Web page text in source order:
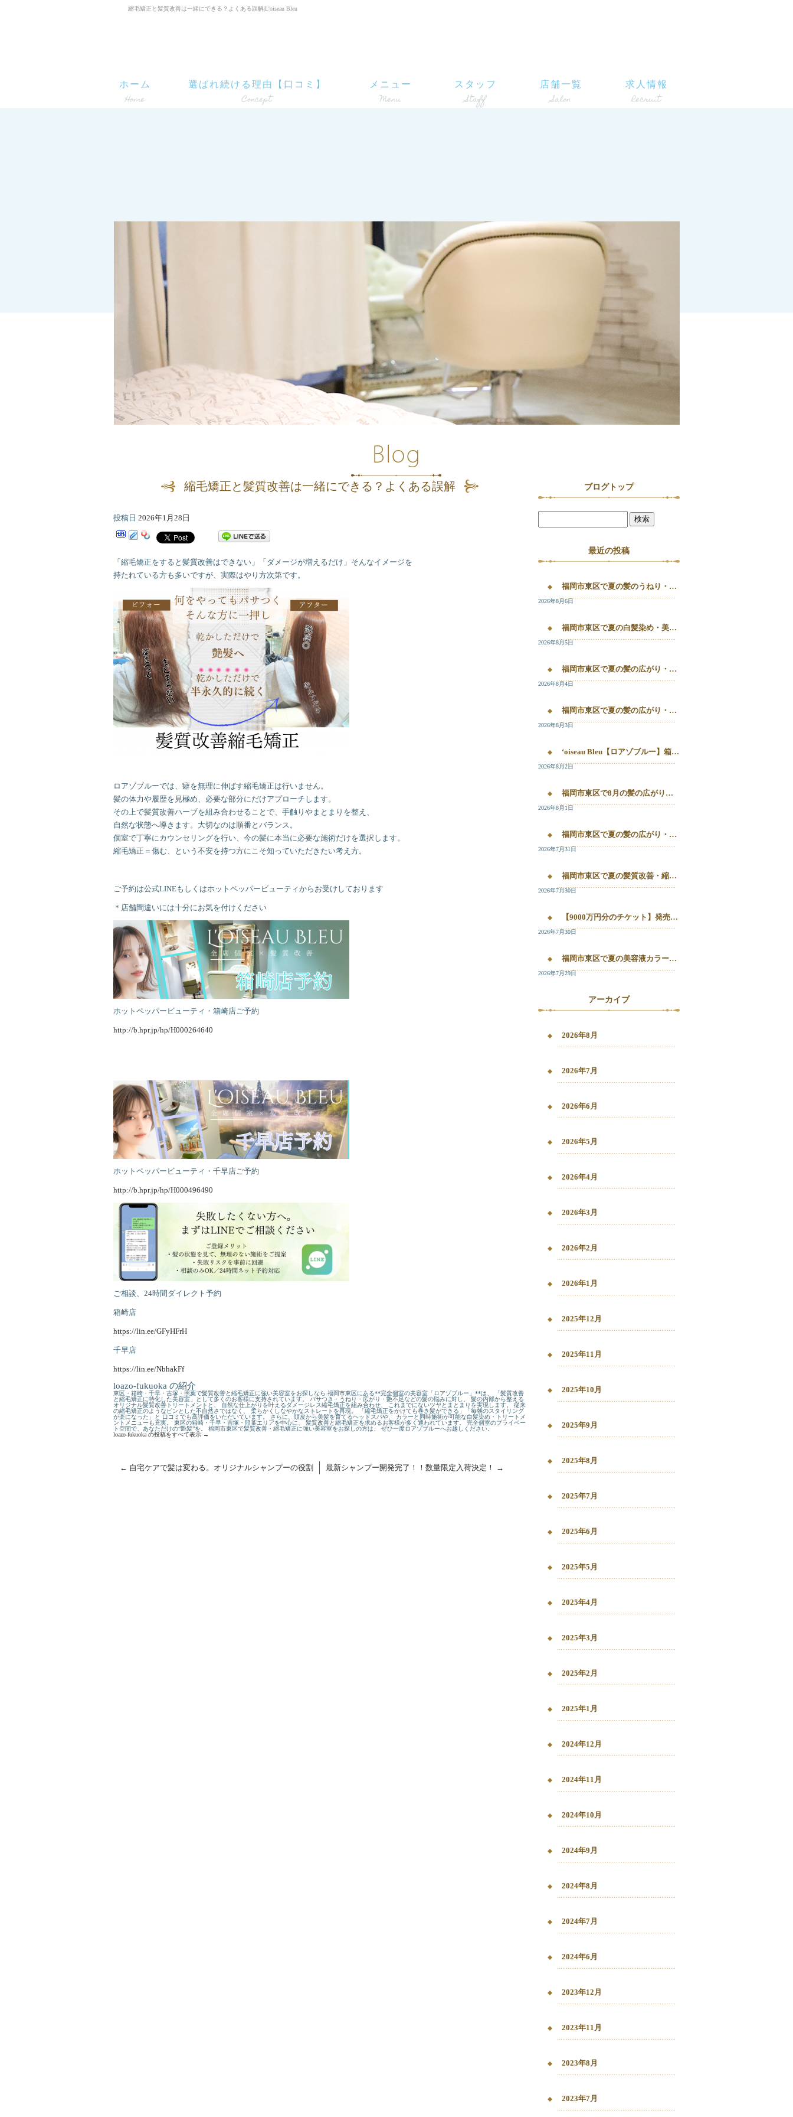
縮毛矯正と髪質改善は一緒にできる？よくある誤解|L'oiseau Bleu
ホーム 選ばれ続ける理由【口コミ】 メニュー スタッフ 店舗一覧 求人情報
縮毛矯正と髪質改善は一緒にできる？よくある誤解
投稿日 2026年1月28日
「縮毛矯正をすると髪質改善はできない」「ダメージが増えるだけ」そんなイメージを
持たれている方も多いですが、実際はやり方次第です。
ロアゾブルーでは、癖を無理に伸ばす縮毛矯正は行いません。
髪の体力や履歴を見極め、必要な部分にだけアプローチします。
その上で髪質改善ハーブを組み合わせることで、手触りやまとまりを整え、
自然な状態へ導きます。大切なのは順番とバランス。
個室で丁寧にカウンセリングを行い、今の髪に本当に必要な施術だけを選択します。
縮毛矯正＝傷む、という不安を持つ方にこそ知っていただきたい考え方。
ご予約は公式LINEもしくはホットペッパービューティからお受けしております
＊店舗間違いには十分にお気を付けください
ホットペッパービューティ・箱崎店ご予約
http://b.hpr.jp/hp/H000264640
ホットペッパービューティ・千早店ご予約
http://b.hpr.jp/hp/H000496490
ご相談、24時間ダイレクト予約
箱崎店
https://lin.ee/GFyHFrH
千早店
https://lin.ee/NbhakFf
loazo-fukuoka の紹介
東区・箱崎・千早・吉塚・照葉で髪質改善と縮毛矯正に強い美容室をお探しなら 福岡市東区にある**完全個室の美容室「ロアゾブルー」**は、 「髪質改善
と縮毛矯正に特化した美容室」として多くのお客様に支持されています。 パサつき・うねり・広がり・艶不足などの髪の悩みに対し、 髪の内部から整える
オリジナル髪質改善トリートメントと、 自然な仕上がりを叶えるダメージレス縮毛矯正を組み合わせ、 これまでにないツヤとまとまりを実現します。 従来
の縮毛矯正のようなピンとした不自然さではなく、 柔らかくしなやかなストレートを再現。 「縮毛矯正をかけても巻き髪ができる」「毎朝のスタイリング
が楽になった」と 口コミでも高評価をいただいています。 さらに、頭皮から美髪を育てるヘッドスパや、 カラーと同時施術が可能な白髪染め・トリートメ
ントメニューも充実。 東区の箱崎・千早・吉塚・照葉エリアを中心に、 髪質改善と縮毛矯正を求めるお客様が多く通われています。 完全個室のプライベー
ト空間で、あなただけの“艶髪”を。 福岡市東区で髪質改善・縮毛矯正に強い美容室をお探しの方は、 ぜひ一度ロアゾブルーへお越しください。
loazo-fukuoka の投稿をすべて表示 →
← 自宅ケアで髪は変わる。オリジナルシャンプーの役割 最新シャンプー開発完了！！数量限定入荷決定！ →
ブログトップ
最近の投稿
福岡市東区で夏の髪のうねり・白髪染め・美容液カラーを相談するなら｜箱崎・千早のL’oiseau Bleu
2026年8月6日
福岡市東区で夏の白髪染め・美容液カラー・髪質改善を相談したい方へ｜箱崎・千早のL’oiseau Bleu
2026年8月5日
福岡市東区で夏の髪の広がり・白髪染め・美容液カラーを相談したい方へ｜箱崎・千早のL’oiseau Bleu
2026年8月4日
福岡市東区で夏の髪の広がり・白髪染め・美容液カラーを相談したい方へ｜箱崎・千早のL’oiseau Bleu
2026年8月3日
‘oiseau Bleu【ロアゾブルー】箱崎店】 福岡市東区箱崎で、夏の白髪染めやカラー後の毛先のパサつき、髪の艶不足が気になる方へ。
2026年8月2日
福岡市東区で8月の髪の広がり・白髪染め・美容液カラーを相談するなら
2026年8月1日
福岡市東区で夏の髪の広がり・白髪染め・美容液カラーを相談したい方へ｜箱崎・千早のL’oiseau Bleu
2026年7月31日
福岡市東区で夏の髪質改善・縮毛矯正・美容液カラーを相談したい方へ｜箱崎・千早の全席個室美容室ロアゾブルー
2026年7月30日
【9000万円分のチケット】発売開始！！20%OFFで施術が受けられます！
2026年7月30日
福岡市東区で夏の美容液カラー・白髪染め・髪質改善縮毛矯正を相談したい方へ
2026年7月29日
アーカイブ
2026年8月
2026年7月
2026年6月
2026年5月
2026年4月
2026年3月
2026年2月
2026年1月
2025年12月
2025年11月
2025年10月
2025年9月
2025年8月
2025年7月
2025年6月
2025年5月
2025年4月
2025年3月
2025年2月
2025年1月
2024年12月
2024年11月
2024年10月
2024年9月
2024年8月
2024年7月
2024年6月
2023年12月
2023年11月
2023年8月
2023年7月